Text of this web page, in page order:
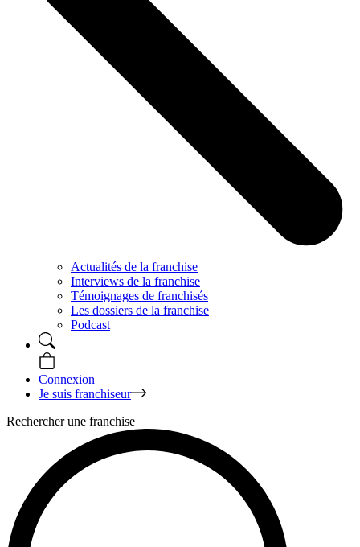
Actualités de la franchise
Interviews de la franchise
Témoignages de franchisés
Les dossiers de la franchise
Podcast
Connexion
Je suis franchiseur
Rechercher une franchise